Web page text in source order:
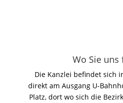
Wo Sie uns
Die Kanzlei befindet sich
direkt am Ausgang U-
Platz, dort wo sich die